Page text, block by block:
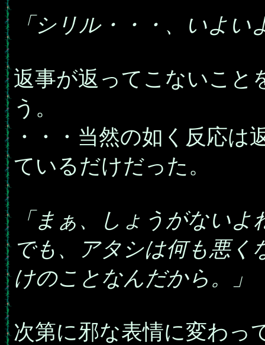
「シリル・・・、いよ
返事が返ってこないこと
う。
・・・当然の如く反応
ているだけだった。
「まぁ、しょうがない
でも、アタシは何も悪
けのことなんだから。」
次第に邪な表情に変わっ